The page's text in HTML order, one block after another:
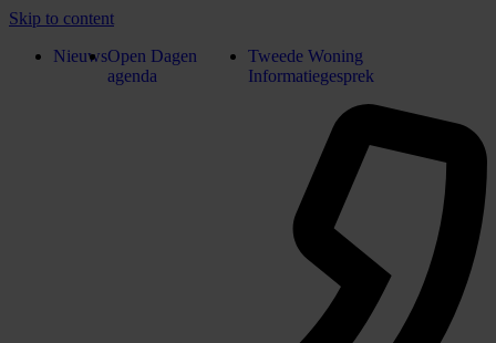
Skip to content
NieuwsOpen Dagen
agenda
Tweede Woning
Informatiegesprek